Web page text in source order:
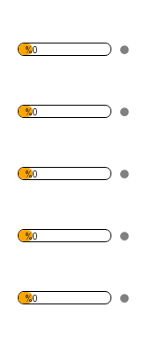
%0
%0
%0
%0
%0